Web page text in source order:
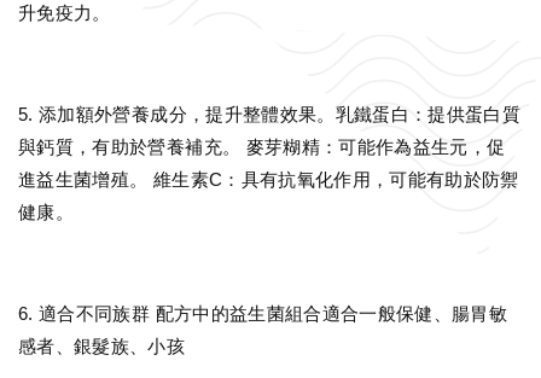
升免疫力。
5. 添加額外營養成分，提升整體效果。乳鐵蛋白：提供蛋白質
與鈣質，有助於營養補充。 麥芽糊精：可能作為益生元，促
進益生菌增殖。 維生素C：具有抗氧化作用，可能有助於防禦
健康。
6. 適合不同族群 配方中的益生菌組合適合一般保健、腸胃敏
感者、銀髮族、小孩